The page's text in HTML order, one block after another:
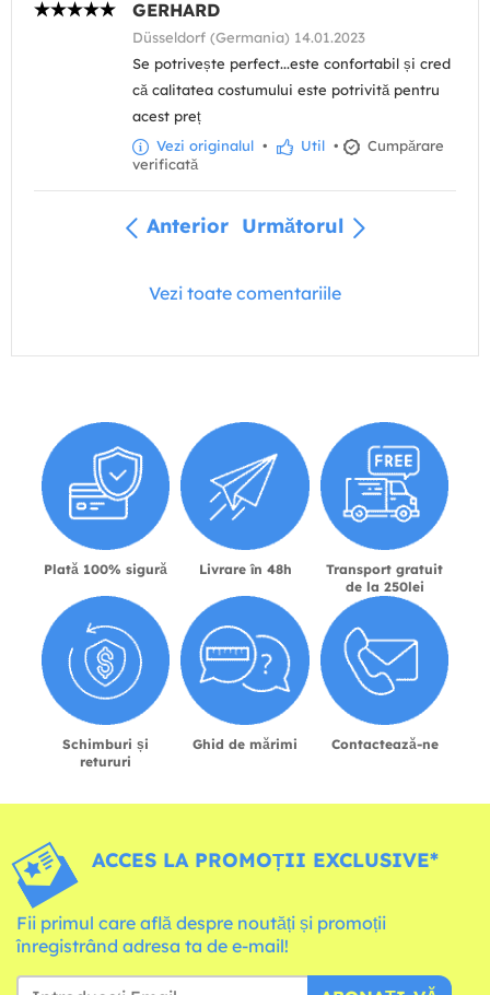
GERHARD
Düsseldorf (Germania) 14.01.2023
Se potrivește perfect...este confortabil și cred
că calitatea costumului este potrivită pentru
acest preț
Vezi originalul • Util •
Cumpărare
verificată
Anterior Următorul
Vezi toate comentariile
Plată 100% sigură Livrare în 48h
Transport gratuit
de la 250lei
Schimburi și
retururi
Ghid de mărimi Contactează-ne
ACCES LA PROMOȚII EXCLUSIVE*
Fii primul care află despre noutăți și promoții
înregistrând adresa ta de e-mail!